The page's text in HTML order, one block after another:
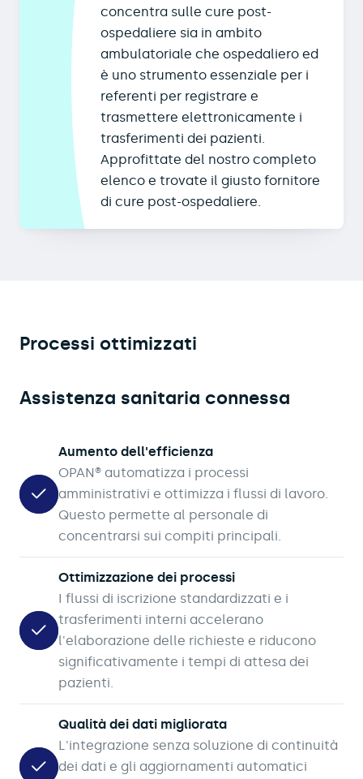
concentra sulle cure post-
ospedaliere sia in ambito
ambulatoriale che ospedaliero ed
è uno strumento essenziale per i
referenti per registrare e
trasmettere elettronicamente i
trasferimenti dei pazienti.
Approfittate del nostro completo
elenco e trovate il giusto fornitore
di cure post-ospedaliere.
Processi ottimizzati
Assistenza sanitaria connessa
Aumento dell'efficienza
OPAN® automatizza i processi
amministrativi e ottimizza i flussi di lavoro.
Questo permette al personale di
concentrarsi sui compiti principali.
Ottimizzazione dei processi
I flussi di iscrizione standardizzati e i
trasferimenti interni accelerano
l'elaborazione delle richieste e riducono
significativamente i tempi di attesa dei
pazienti.
Qualità dei dati migliorata
L'integrazione senza soluzione di continuità
dei dati e gli aggiornamenti automatici